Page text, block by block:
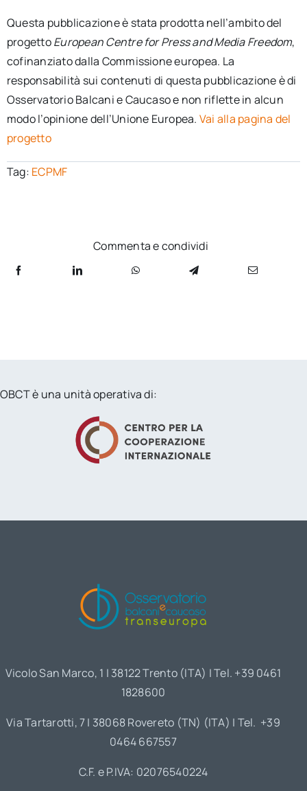
Questa pubblicazione è stata prodotta nell’ambito del
progettoEuropean Centre for Press and Media Freedom,
cofinanziato dalla Commissione europea. La
responsabilità sui contenuti di questa pubblicazione è di
Osservatorio Balcani e Caucaso e non riflette in alcun
modo l’opinione dell’Unione Europea. Vai alla pagina del
progetto
Tag: ECPMF
Commenta e condividi
OBCT è una unità operativa di:
Vicolo San Marco, 1 | 38122 Trento (ITA) | Tel. +39 0461
1828600
Via Tartarotti, 7 | 38068 Rovereto (TN) (ITA) | Tel. +39
0464 667557
C.F. e P.IVA: 02076540224